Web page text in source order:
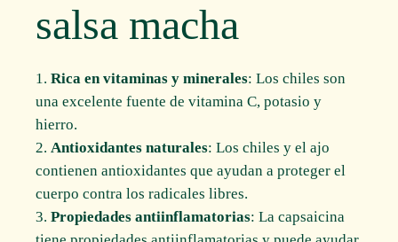
salsa macha
Rica en vitaminas y minerales: Los chiles son
una excelente fuente de vitamina C, potasio y
hierro.
Antioxidantes naturales: Los chiles y el ajo
contienen antioxidantes que ayudan a proteger el
cuerpo contra los radicales libres.
Propiedades antiinflamatorias: La capsaicina